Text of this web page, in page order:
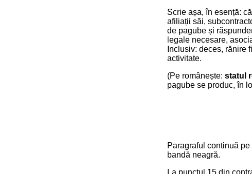
Scrie așa, în esență:
afiliații săi,
de pagube și
legale necesare,
Inclusiv: deces, rănire
activitate.
(Pe românește: statul
pagube se produc, în
Paragraful continuă
bandă neagră.